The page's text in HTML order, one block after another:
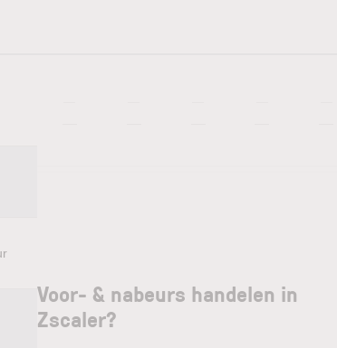
Voor- & nabeurs handelen in
Zscaler?